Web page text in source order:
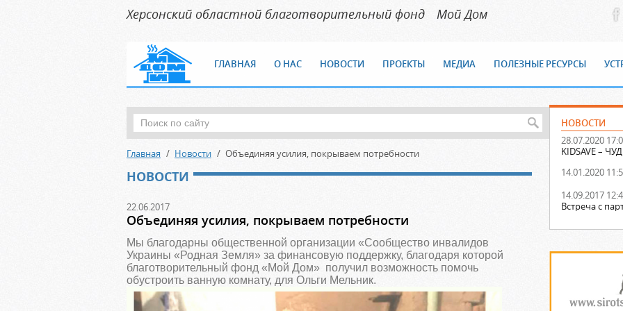
Херсонский областной благотворительный фонд Мой Дом
ГЛАВНАЯ О НАС НОВОСТИ ПРОЕКТЫ МЕДИА ПОЛЕЗНЫЕ РЕСУРСЫ
НОВОСТИ
28.07.2020
KIDSAVE –
14.01.2020
14.09.2017
Встреча с
Главная Новости Объединяя усилия, покрываем потребности
НОВОСТИ
22.06.2017
Объединяя усилия, покрываем потребности
Мы благодарны общественной организации «Сообщество инвалидов
Украины «Родная Земля» за финансовую поддержку, благодаря которой
благотворительный фонд «Мой Дом» получил возможность помочь
обустроить ванную комнату, для Ольги Мельник.